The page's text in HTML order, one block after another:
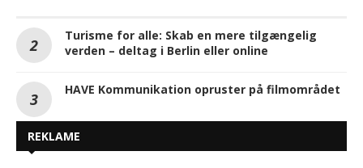
Turisme for alle: Skab en mere tilgængelig
verden – deltag i Berlin eller online
HAVE Kommunikation opruster på filmområdet
REKLAME